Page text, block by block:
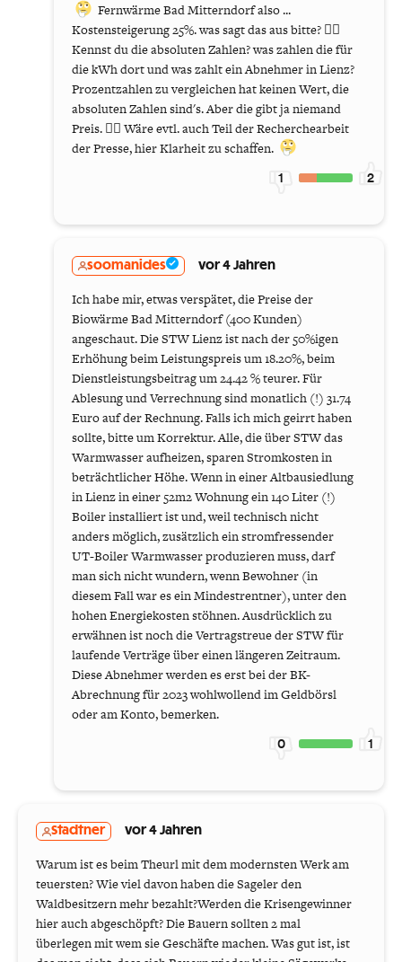
Fernwärme Bad Mitterndorf also ...
Kostensteigerung 25%. was sagt das aus bitte? 🤷‍♂️
Kennst du die absoluten Zahlen? was zahlen die für
die kWh dort und was zahlt ein Abnehmer in Lienz?
Prozentzahlen zu vergleichen hat keinen Wert, die
absoluten Zahlen sind's. Aber die gibt ja niemand
Preis. 🤷‍♂️ Wäre evtl. auch Teil der Recherchearbeit
der Presse, hier Klarheit zu schaffen.
1 2
soomanides vor 4 Jahren
Ich habe mir, etwas verspätet, die Preise der
Biowärme Bad Mitterndorf (400 Kunden)
angeschaut. Die STW Lienz ist nach der 50%igen
Erhöhung beim Leistungspreis um 18.20%, beim
Dienstleistungsbeitrag um 24.42 % teurer. Für
Ablesung und Verrechnung sind monatlich (!) 31.74
Euro auf der Rechnung. Falls ich mich geirrt haben
sollte, bitte um Korrektur. Alle, die über STW das
Warmwasser aufheizen, sparen Stromkosten in
beträchtlicher Höhe. Wenn in einer Altbausiedlung
in Lienz in einer 52m2 Wohnung ein 140 Liter (!)
Boiler installiert ist und, weil technisch nicht
anders möglich, zusätzlich ein stromfressender
UT-Boiler Warmwasser produzieren muss, darf
man sich nicht wundern, wenn Bewohner (in
diesem Fall war es ein Mindestrentner), unter den
hohen Energiekosten stöhnen. Ausdrücklich zu
erwähnen ist noch die Vertragstreue der STW für
laufende Verträge über einen längeren Zeitraum.
Diese Abnehmer werden es erst bei der BK-
Abrechnung für 2023 wohlwollend im Geldbörsl
oder am Konto, bemerken.
0 1
Stadtner vor 4 Jahren
Warum ist es beim Theurl mit dem modernsten Werk am
teuersten? Wie viel davon haben die Sageler den
Waldbesitzern mehr bezahlt?Werden die Krisengewinner
hier auch abgeschöpft? Die Bauern sollten 2 mal
überlegen mit wem sie Geschäfte machen. Was gut ist, ist